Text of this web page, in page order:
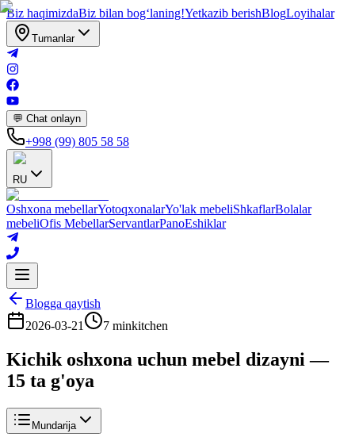
Biz haqimizdaBiz bilan bogʻlaning!Yetkazib berishBlogLoyihalar
Tumanlar
💬 Chat onlayn
+998 (99) 805 58 58
RU
Oshxona mebellarYotoqxonalarYo'lak mebeliShkaflarBolalar
mebeliOfis MebellarServantlarPanoEshiklar
Blogga qaytish
2026-03-21
7 minkitchen
Kichik oshxona uchun mebel dizayni —
15 ta g'oya
Mundarija